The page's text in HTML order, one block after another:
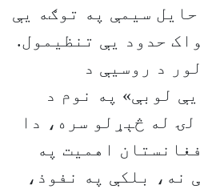
سیمې په توګه یې
حدود یې تنظیمول.
د روسیې د
لوبې» په نوم د
له څېړلو سره، دا
اهمیت په
نه، بلکې په نفوذ،